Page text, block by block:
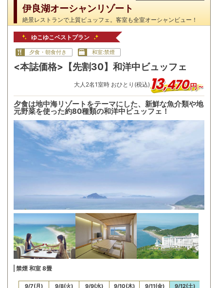
伊良湖オーシャンリゾート
絶景レストランで上質ビュッフェ。客室も全室オーシャンビュー！
ゆこゆこベストプラン
夕食・朝食付き 和室:禁煙
<本誌価格>【先割30】和洋中ビュッフェ
大人 2名1室時 おひとり(税込)13,470円～
夕食は地中海リゾートをテーマにした、新鮮な魚介類や地
元野菜を使った約80種類の和洋中ビュッフェ！
禁煙 和室 8畳
9/7(月) 9/8(火) 9/9(水) 9/10(木) 9/11(金) 9/12(土)